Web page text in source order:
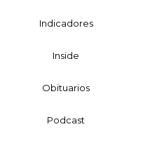
Indicadores
Inside
Obituarios
Podcast